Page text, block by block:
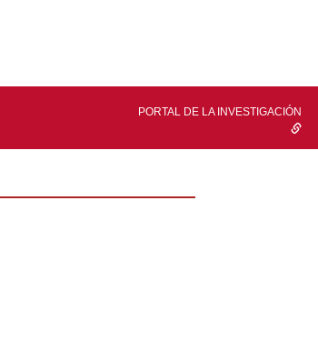
PORTAL DE LA INVESTIGACIÓN